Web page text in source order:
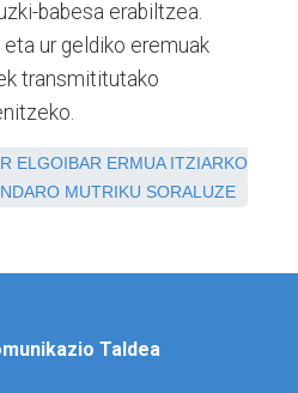
babesa erabiltzea.
ur geldiko eremuak
transmititutako
ELGOIBAR ERMUA ITZIARKO
MUTRIKU SORALUZE
Taldea